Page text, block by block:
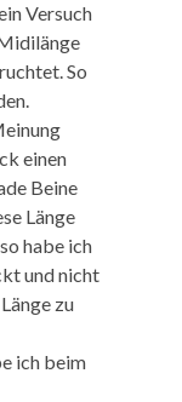
Versuch
So
einen
Beine
Länge
habe ich
und nicht
zu
ich beim